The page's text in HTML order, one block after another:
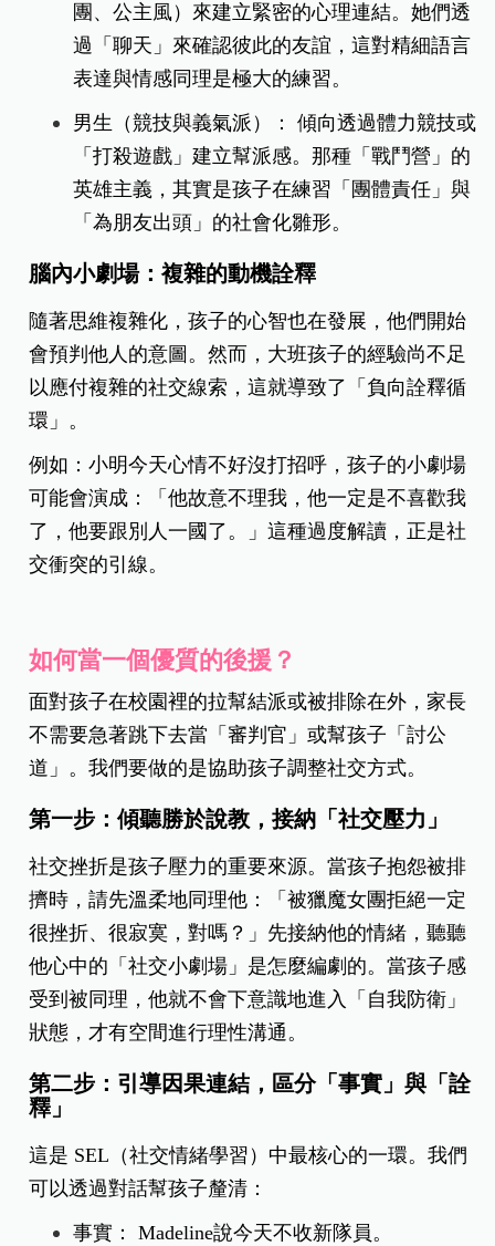
團、公主風）來建立緊密的心理連結。她們透
過「聊天」來確認彼此的友誼，這對精細語言
表達與情感同理是極大的練習。
男生（競技與義氣派）： 傾向透過體力競技或
「打殺遊戲」建立幫派感。那種「戰鬥營」的
英雄主義，其實是孩子在練習「團體責任」與
「為朋友出頭」的社會化雛形。
腦內小劇場：複雜的動機詮釋
隨著思維複雜化，孩子的心智也在發展，他們開始
會預判他人的意圖。然而，大班孩子的經驗尚不足
以應付複雜的社交線索，這就導致了「負向詮釋循
環」。
例如：小明今天心情不好沒打招呼，孩子的小劇場
可能會演成：「他故意不理我，他一定是不喜歡我
了，他要跟別人一國了。」這種過度解讀，正是社
交衝突的引線。
如何當一個優質的後援？
面對孩子在校園裡的拉幫結派或被排除在外，家長
不需要急著跳下去當「審判官」或幫孩子「討公
道」。我們要做的是協助孩子調整社交方式。
第一步：傾聽勝於說教，接納「社交壓力」
社交挫折是孩子壓力的重要來源。當孩子抱怨被排
擠時，請先溫柔地同理他：「被獵魔女團拒絕一定
很挫折、很寂寞，對嗎？」先接納他的情緒，聽聽
他心中的「社交小劇場」是怎麼編劇的。當孩子感
受到被同理，他就不會下意識地進入「自我防衛」
狀態，才有空間進行理性溝通。
第二步：引導因果連結，區分「事實」與「詮
釋」
這是 SEL（社交情緒學習）中最核心的一環。我們
可以透過對話幫孩子釐清：
事實： Madeline說今天不收新隊員。